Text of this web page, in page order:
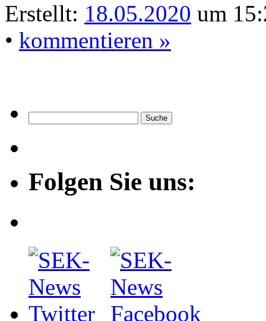
Erstellt: 18.05.2020 um
• kommentieren »
Folgen Sie uns: